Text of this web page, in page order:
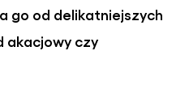
go od delikatniejszych
akacjowy czy